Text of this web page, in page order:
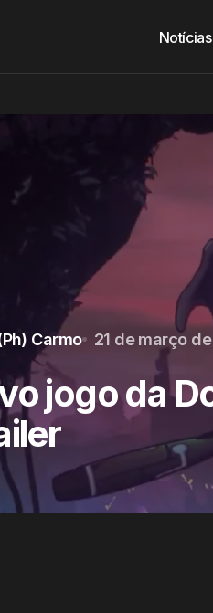
Notícias
Carmo 21 de março
jogo da